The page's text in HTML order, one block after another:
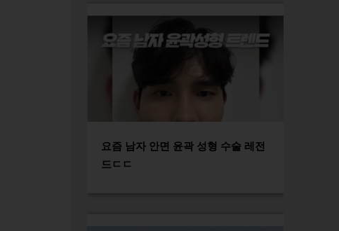
요즘 남자 안면 윤곽 성형 수술 레전
드ㄷㄷ